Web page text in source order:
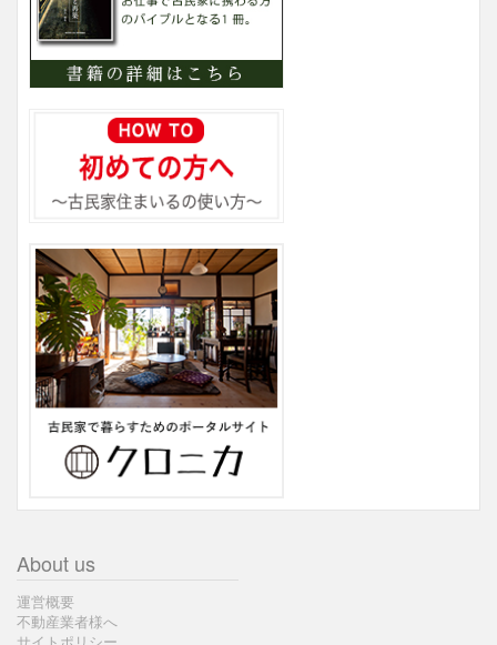
About us
運営概要
不動産業者様へ